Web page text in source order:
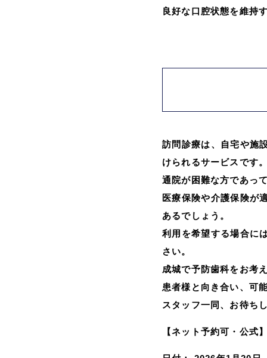
良好な口腔状態を維持
訪問診療は、自宅や施
けられるサービスです
通院が困難な方であっ
医療保険や介護保険が
あるでしょう。
利用を希望する場合に
さい。
成城で予防歯科をお考
患者様と向き合い、可
スタッフ一同、お待ち
【ネット予約可・公式